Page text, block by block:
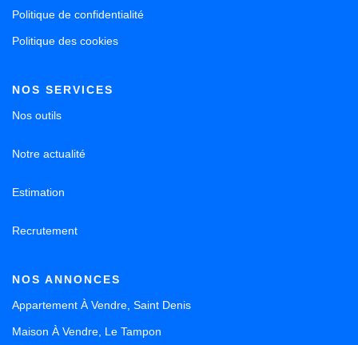
Politique de confidentialité
Politique des cookies
NOS SERVICES
Nos outils
Notre actualité
Estimation
Recrutement
NOS ANNONCES
Appartement À Vendre, Saint Denis
Maison À Vendre, Le Tampon